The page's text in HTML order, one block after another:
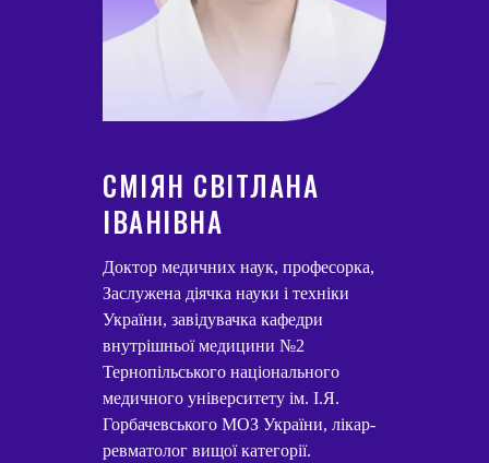
СМІЯН СВІТЛАНА
ІВАНІВНА
Доктор медичних наук, професорка,
Заслужена діячка науки і техніки
України, завідувачка кафедри
внутрішньої медицини №2
Тернопільського національного
медичного університету ім. І.Я.
Горбачевського МОЗ України, лікар-
ревматолог вищої категорії.